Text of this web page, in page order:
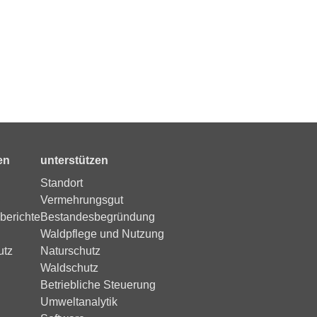
unterstützen
Standort
Vermehrungsgut
Bestandesbegründung
Waldpflege und Nutzung
Naturschutz
Waldschutz
Betriebliche Steuerung
Umweltanalytik